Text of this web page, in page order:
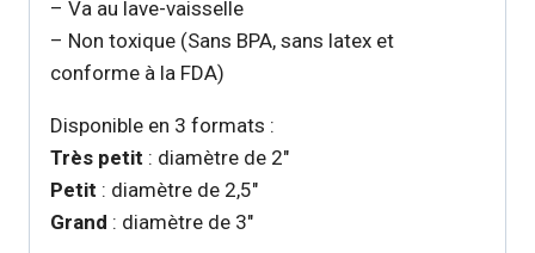
– Va au lave-vaisselle
– Non toxique (Sans BPA, sans latex et
conforme à la FDA)
Disponible en 3 formats :
Très petit : diamètre de 2″
Petit : diamètre de 2,5″
Grand : diamètre de 3″